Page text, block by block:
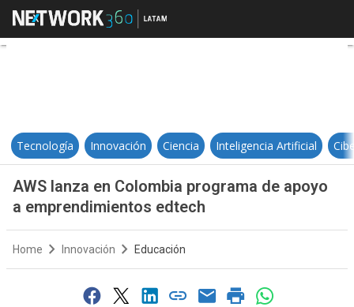
AWS lanza en Colombia
Tecnología Innovación Ciencia Inteligencia Artificial
AWS lanza en Colombia programa de apoyo
a emprendimientos edtech
Home Innovación Educación